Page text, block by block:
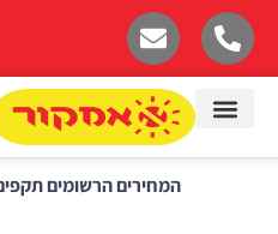
לתוכן
המחירים הרשומים